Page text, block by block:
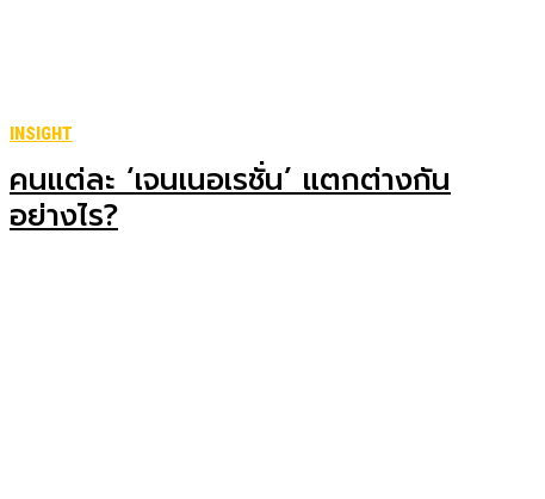
INSIGHT
คนแต่ละ ‘เจนเนอเรชั่น’ แตกต่างกัน
อย่างไร?